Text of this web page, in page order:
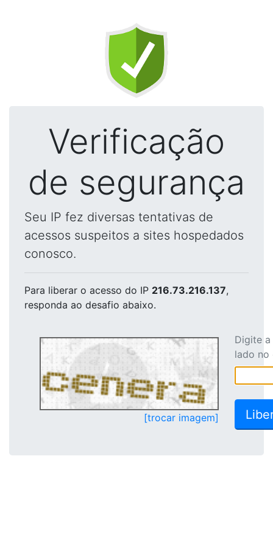
Verificação
de segurança
Seu IP fez diversas tentativas de
acessos suspeitos a sites hospedados
conosco.
Para liberar o acesso do IP 216.73.216.137,
responda ao desafio abaixo.
[trocar imagem]
Digite
lado no